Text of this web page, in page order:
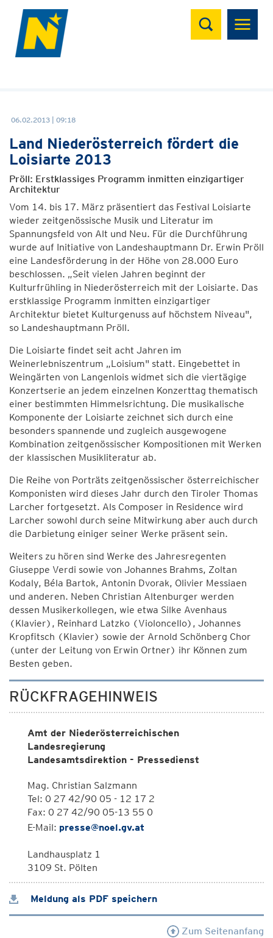
Suchen
06.02.2013 | 09:18
Land Niederösterreich fördert die
Loisiarte 2013
Pröll: Erstklassiges Programm inmitten einzigartiger
Architektur
Vom 14. bis 17. März präsentiert das Festival Loisiarte
wieder zeitgenössische Musik und Literatur im
Spannungsfeld von Alt und Neu. Für die Durchführung
wurde auf Initiative von Landeshauptmann Dr. Erwin Pröll
eine Landesförderung in der Höhe von 28.000 Euro
beschlossen. „Seit vielen Jahren beginnt der
Kulturfrühling in Niederösterreich mit der Loisiarte. Das
erstklassige Programm inmitten einzigartiger
Architektur bietet Kulturgenuss auf höchstem Niveau",
so Landeshauptmann Pröll.
Die Loisiarte findet seit acht Jahren im
Weinerlebniszentrum „Loisium" statt. Eingebettet in
Weingärten von Langenlois widmet sich die viertägige
Konzertserie an jedem einzelnen Konzerttag thematisch
einer bestimmten Himmelsrichtung. Die musikalische
Komponente der Loisiarte zeichnet sich durch eine
besonders spannende und zugleich ausgewogene
Kombination zeitgenössischer Kompositionen mit Werken
der klassischen Musikliteratur ab.
Die Reihe von Porträts zeitgenössischer österreichischer
Komponisten wird dieses Jahr durch den Tiroler Thomas
Larcher fortgesetzt. Als Composer in Residence wird
Larcher sowohl durch seine Mitwirkung aber auch durch
die Darbietung einiger seiner Werke präsent sein.
Weiters zu hören sind Werke des Jahresregenten
Giuseppe Verdi sowie von Johannes Brahms, Zoltan
Kodaly, Béla Bartok, Antonin Dvorak, Olivier Messiaen
und anderen. Neben Christian Altenburger werden
dessen Musikerkollegen, wie etwa Silke Avenhaus
(Klavier), Reinhard Latzko (Violoncello), Johannes
Kropfitsch (Klavier) sowie der Arnold Schönberg Chor
(unter der Leitung von Erwin Ortner) ihr Können zum
Besten geben.
RÜCKFRAGEHINWEIS
Amt der Niederösterreichischen
Landesregierung
Landesamtsdirektion - Pressedienst
Mag. Christian Salzmann
Tel: 0 27 42/90 05 - 12 17 2
Fax: 0 27 42/90 05-13 55 0
E-Mail: presse@noel.gv.at
Landhausplatz 1
3109 St. Pölten
Meldung als PDF speichern
Zum Seitenanfang